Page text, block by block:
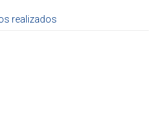
realizados